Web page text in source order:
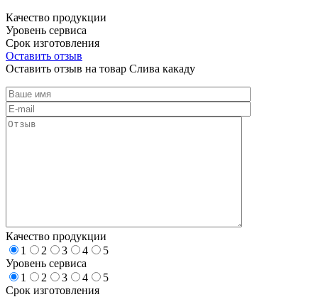
Качество продукции
Уровень сервиса
Срок изготовления
Оставить отзыв
Оставить отзыв на товар Слива какаду
Качество продукции
1
2 3 4
5
Уровень сервиса
1
2 3 4
5
Срок изготовления